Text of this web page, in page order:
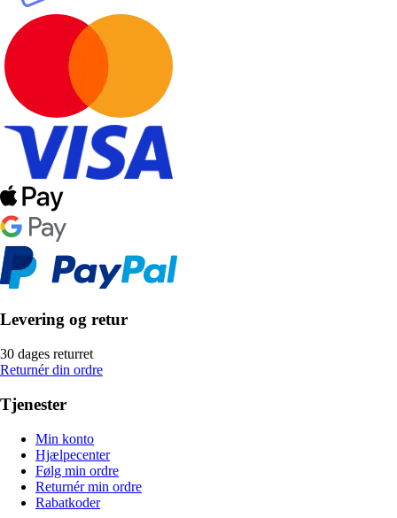
Levering og retur
30 dages returret
Returnér din ordre
Tjenester
Min konto
Hjælpecenter
Følg min ordre
Returnér min ordre
Rabatkoder